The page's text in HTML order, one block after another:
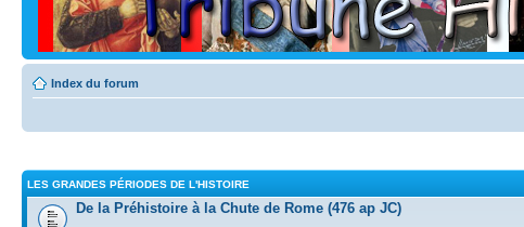
Index du forum
LES GRANDES PÉRIODES DE L'HISTOIRE
De la Préhistoire à la Chute de Rome (476 ap JC)